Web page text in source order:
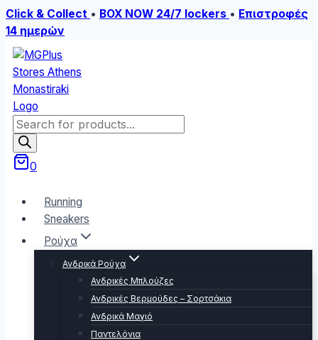
Click & Collect • BOX NOW 24/7 lockers • Επιστροφές
14 ημερών
Skip
to
content
Products
search
0
Running
Sneakers
Ρούχα
Ανδρικά Ρούχα
Ανδρικές Μπλούζες
Ανδρικές Βερμούδες – Σορτσάκια
Ανδρικά Μαγιό
Παντελόνια